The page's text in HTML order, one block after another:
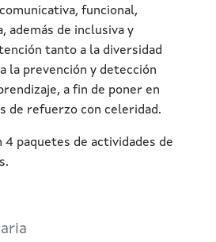
funcional,
además de inclusiva y
tanto a la diversidad
la prevención y detección
a fin de poner en
de refuerzo con celeridad.
4 paquetes de actividades de